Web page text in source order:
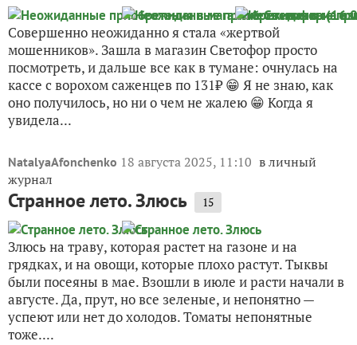
Совершенно неожиданно я стала «жертвой
мошенников». Зашла в магазин Светофор просто
посмотреть, и дальше все как в тумане: очнулась на
кассе с ворохом саженцев по 131₽ 😁 Я не знаю, как
оно получилось, но ни о чем не жалею 😁 Когда я
увидела...
NatalyaAfonchenko 18 августа 2025, 11:10 в личный
журнал
Странное лето. Злюсь 15
Злюсь на траву, которая растет на газоне и на
грядках, и на овощи, которые плохо растут. Тыквы
были посеяны в мае. Взошли в июле и расти начали в
августе. Да, прут, но все зеленые, и непонятно —
успеют или нет до холодов. Томаты непонятные
тоже....